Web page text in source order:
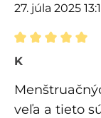
27. júla 2025
Recenzia s
K
veľa a tieto